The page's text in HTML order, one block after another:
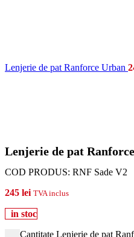
Lenjerie de pat Ranforce Urban
Lenjerie de pat
COD PRODUS: RNF Sade V2
245 lei TVA inclus
in stoc
Cantitate Lenjerie de pat